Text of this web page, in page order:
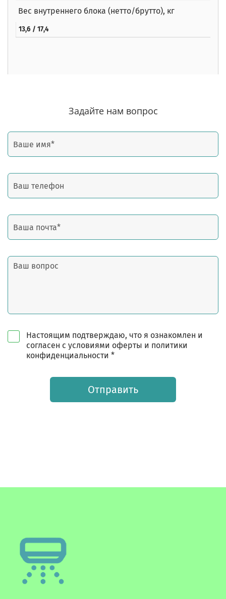
Вес внутреннего блока (нетто/брутто), кг
13,6 / 17,4
Задайте нам вопрос
Настоящим подтверждаю, что я ознакомлен и
согласен с условиями оферты и политики
конфиденциальности *
Отправить